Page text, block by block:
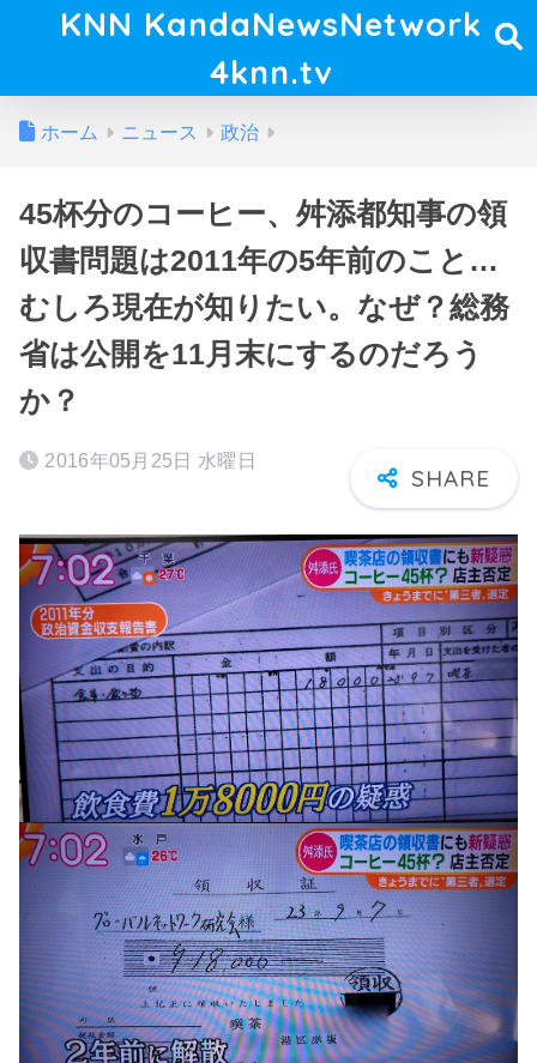
KNN KandaNewsNetwork
4knn.tv
ホーム ニュース 政治
45杯分のコーヒー、舛添都知事の領
収書問題は2011年の5年前のこと…
むしろ現在が知りたい。なぜ？総務
省は公開を11月末にするのだろう
か？
2016年05月25日 水曜日